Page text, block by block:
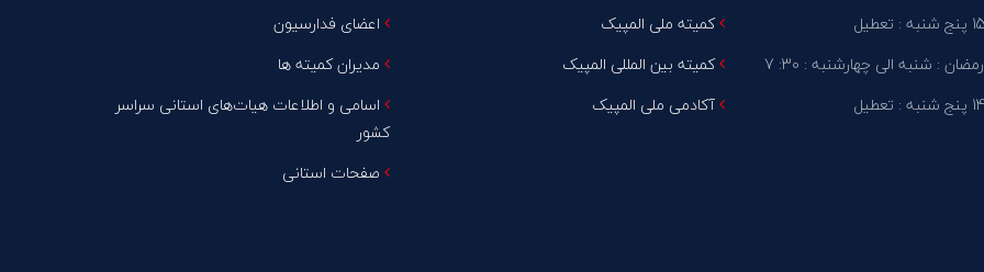
: شنبه الی چهارشنبه : 30: 7
کمیته ملی المپیک
کمیته بین المللی المپیک
آکادمی ملی المپیک
اعضای فدارسیون
مدیران کمیته ها
اسامی و اطلاعات هیات‌های استانی سراسر
کشور
صفحات استانی